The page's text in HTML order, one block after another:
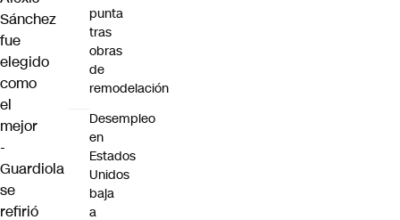
Sánchez
fue
elegido
como
el
mejor
-
Guardiola
se
refirió
punta
tras
obras
de
remodelación
Desempleo
en
Estados
Unidos
baja
a